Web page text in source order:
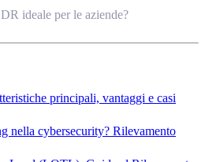
ideale per le aziende?
principali, vantaggi e casi
nella cybersecurity? Rilevamento